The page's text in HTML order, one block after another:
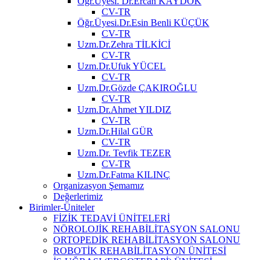
CV-TR
Öğr.Üyesi.Dr.Esin Benli KÜÇÜK
CV-TR
Uzm.Dr.Zehra TİLKİCİ
CV-TR
Uzm.Dr.Ufuk YÜCEL
CV-TR
Uzm.Dr.Gözde ÇAKIROĞLU
CV-TR
Uzm.Dr.Ahmet YILDIZ
CV-TR
Uzm.Dr.Hilal GÜR
CV-TR
Uzm.Dr. Tevfik TEZER
CV-TR
Uzm.Dr.Fatma KILINÇ
Organizasyon Şemamız
Değerlerimiz
Birimler-Üniteler
FİZİK TEDAVİ ÜNİTELERİ
NÖROLOJİK REHABİLİTASYON SALONU
ORTOPEDİK REHABİLİTASYON SALONU
ROBOTİK REHABİLİTASYON ÜNİTESİ